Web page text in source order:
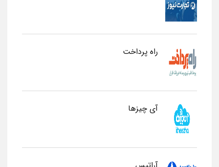
راه پرداخت
آی چیزها